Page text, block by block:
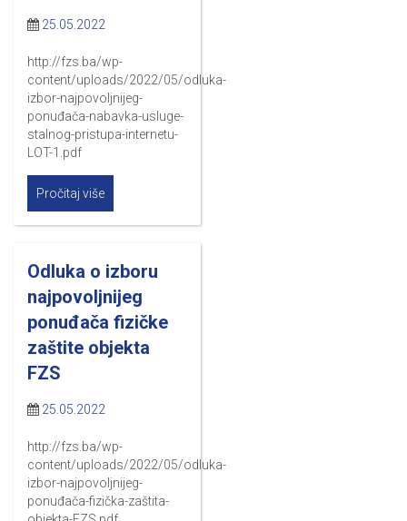
25.05.2022
http://fzs.ba/wp-
content/uploads/2022/05/odluka-
izbor-najpovoljnijeg-
ponuđača-nabavka-usluge-
stalnog-pristupa-internetu-
LOT-1.pdf
Pročitaj više
Odluka o izboru
najpovoljnijeg
ponuđača fizičke
zaštite objekta
FZS
25.05.2022
http://fzs.ba/wp-
content/uploads/2022/05/odluka-
izbor-najpovoljnijeg-
ponuđača-fizička-zaštita-